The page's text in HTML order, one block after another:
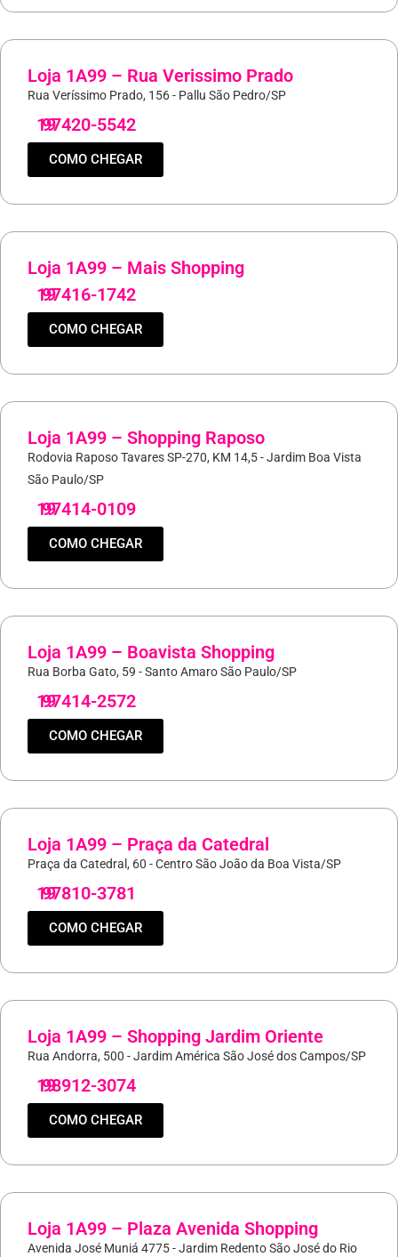
Loja 1A99 – Rua Verissimo Prado
Rua Veríssimo Prado, 156 - Pallu São Pedro/SP
19
97420-5542
COMO CHEGAR
Loja 1A99 – Mais Shopping
19
97416-1742
COMO CHEGAR
Loja 1A99 – Shopping Raposo
Rodovia Raposo Tavares SP-270, KM 14,5 - Jardim Boa Vista
São Paulo/SP
19
97414-0109
COMO CHEGAR
Loja 1A99 – Boavista Shopping
Rua Borba Gato, 59 - Santo Amaro São Paulo/SP
19
97414-2572
COMO CHEGAR
Loja 1A99 – Praça da Catedral
Praça da Catedral, 60 - Centro São João da Boa Vista/SP
19
97810-3781
COMO CHEGAR
Loja 1A99 – Shopping Jardim Oriente
Rua Andorra, 500 - Jardim América São José dos Campos/SP
19
98912-3074
COMO CHEGAR
Loja 1A99 – Plaza Avenida Shopping
Avenida José Muniá 4775 - Jardim Redento São José do Rio